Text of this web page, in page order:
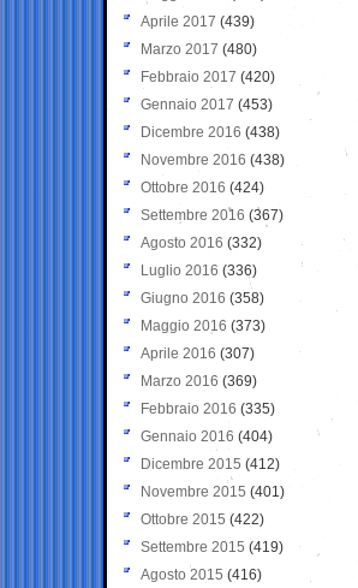
Aprile 2017 (439)
Marzo 2017 (480)
Febbraio 2017 (420)
Gennaio 2017 (453)
Dicembre 2016 (438)
Novembre 2016 (438)
Ottobre 2016 (424)
Settembre 2016 (367)
Agosto 2016 (332)
Luglio 2016 (336)
Giugno 2016 (358)
Maggio 2016 (373)
Aprile 2016 (307)
Marzo 2016 (369)
Febbraio 2016 (335)
Gennaio 2016 (404)
Dicembre 2015 (412)
Novembre 2015 (401)
Ottobre 2015 (422)
Settembre 2015 (419)
Agosto 2015 (416)